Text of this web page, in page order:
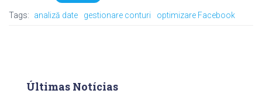
Tags: analiză date gestionare conturi optimizare Facebook
Últimas Notícias